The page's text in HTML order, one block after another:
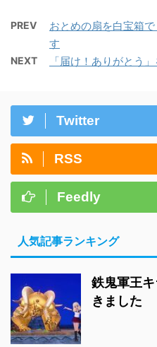
PREV
おとめの扇を白宝箱
す
NEXT 「届け！ありがとう
Twitter
RSS
Feedly
人気記事ランキング
鉄鬼軍王
きました